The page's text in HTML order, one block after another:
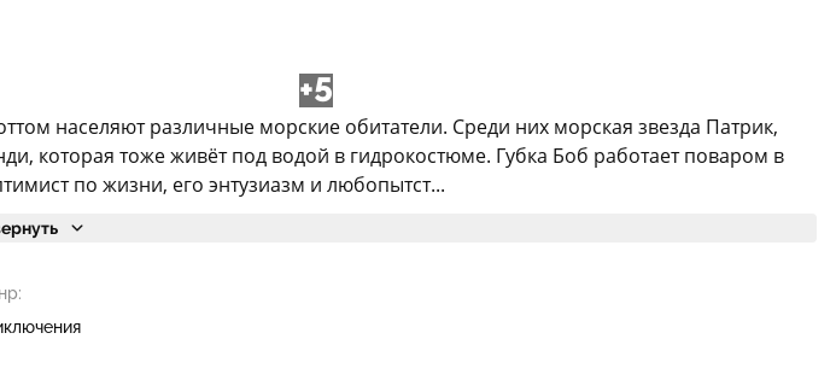
+5
населяют различные морские обитатели. Среди них морская звезда Патрик,
которая тоже живёт под водой в гидрокостюме. Губка Боб работает поваром в
по жизни, его энтузиазм и любопытст...